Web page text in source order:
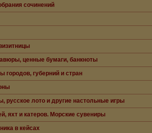
сочинений
ценные бумаги, банкноты
городов, губерний и стран
русское лото и другие настольные игры
яхт и катеров. Морские сувениры
в кейсах